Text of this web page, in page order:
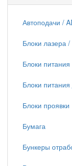
Автоподачи /
Блоки лазера
Блоки питания
Блоки
Блоки проявки
Бумага
Бункеры